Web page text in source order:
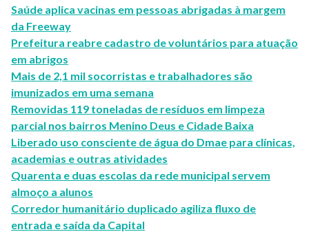
Saúde aplica vacinas em pessoas abrigadas à margem
da Freeway
Prefeitura reabre cadastro de voluntários para atuação
em abrigos
Mais de 2,1 mil socorristas e trabalhadores são
imunizados em uma semana
Removidas 119 toneladas de resíduos em limpeza
parcial nos bairros Menino Deus e Cidade Baixa
Liberado uso consciente de água do Dmae para clínicas,
academias e outras atividades
Quarenta e duas escolas da rede municipal servem
almoço a alunos
Corredor humanitário duplicado agiliza fluxo de
entrada e saída da Capital